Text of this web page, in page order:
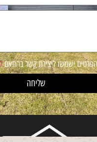
ישמשו ליצירת קשר בהתאם
שליחה